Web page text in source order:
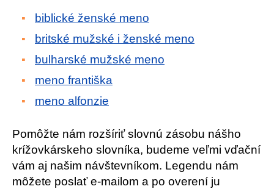
biblické ženské meno
britské mužské i ženské meno
bulharské mužské meno
meno františka
meno alfonzie
Pomôžte nám rozšíriť slovnú zásobu nášho
krížovkárskeho slovníka, budeme veľmi vďační
vám aj našim návštevníkom. Legendu nám
môžete poslať e-mailom a po overení ju